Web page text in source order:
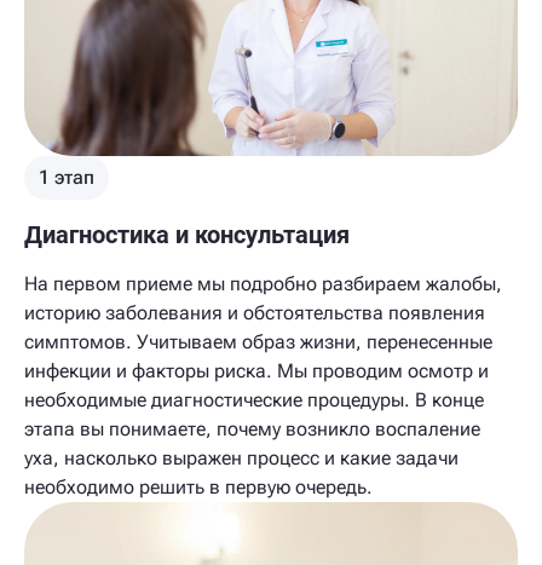
1 этап
Диагностика и консультация
На первом приеме мы подробно разбираем жалобы,
историю заболевания и обстоятельства появления
симптомов. Учитываем образ жизни, перенесенные
инфекции и факторы риска. Мы проводим осмотр и
необходимые диагностические процедуры. В конце
этапа вы понимаете, почему возникло воспаление
уха, насколько выражен процесс и какие задачи
необходимо решить в первую очередь.